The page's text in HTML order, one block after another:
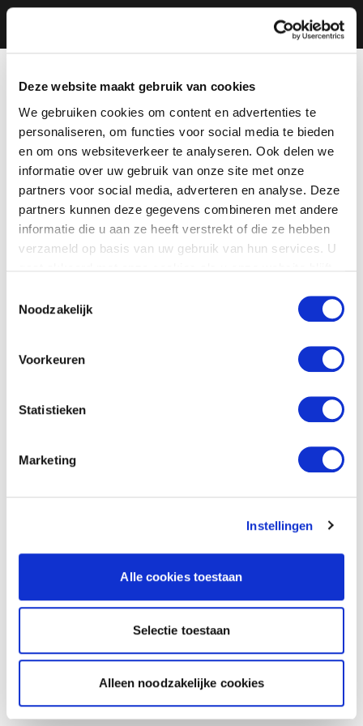
Deze website maakt gebruik van cookies
We gebruiken cookies om content en advertenties te
personaliseren, om functies voor social media te bieden
en om ons websiteverkeer te analyseren. Ook delen we
informatie over uw gebruik van onze site met onze
partners voor social media, adverteren en analyse. Deze
partners kunnen deze gegevens combineren met andere
informatie die u aan ze heeft verstrekt of die ze hebben
verzameld op basis van uw gebruik van hun services. U
Noodzakelijk
Voorkeuren
Statistieken
Marketing
Instellingen
Alle cookies toestaan
Selectie toestaan
Alleen noodzakelijke cookies